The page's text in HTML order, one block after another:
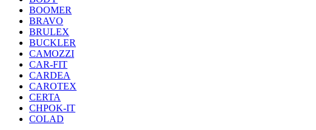
BOOMER
BRAVO
BRULEX
BUCKLER
CAMOZZI
CAR-FIT
CARDEA
CAROTEX
CERTA
CHPOK-IT
COLAD